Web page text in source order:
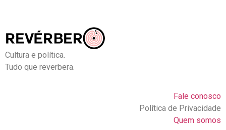
Cultura e política.
Tudo que reverbera.
Fale conosco
Política de Privacidade
Quem somos